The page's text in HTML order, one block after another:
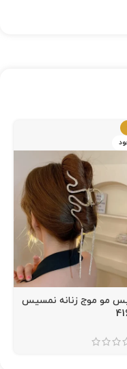
مو موج زنانه نمسیس